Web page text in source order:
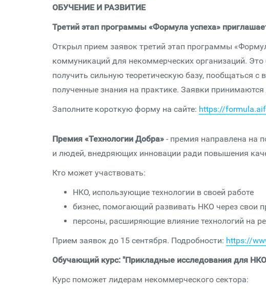
ОБУЧЕНИЕ И РАЗВИТИЕ
Третий этап программы «Формула успеха»
Открыл прием заявок третий этап программы
коммуникаций для некоммерческих организаций.
получить сильную теоретическую базу, пообщаться
полученные знания на практике. Заявки принимаются
Заполните короткую форму на сайте: https://
Премия «Технологии Добра» - премия направлена на
и людей, внедряющих инновации ради повышения
Кто может участвовать:
НКО, использующие технологии в своей работе
бизнес, помогающий развивать НКО через свои
персоны, расширяющие влияние технологий на
Прием заявок до 15 сентября. Подробности: https://
Обучающий курс: "Прикладные исследования для
Курс поможет лидерам некоммерческого сектора: